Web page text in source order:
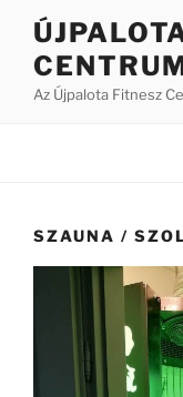
Tartalomhoz
Az Újpalota Fitnesz
SZAUNA /